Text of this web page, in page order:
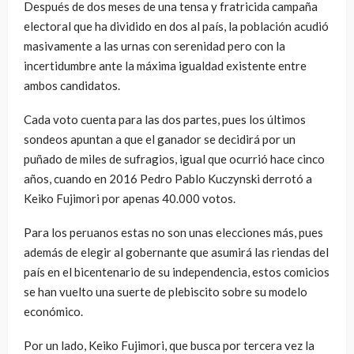
Después de dos meses de una tensa y fratricida campaña
electoral que ha dividido en dos al país, la población acudió
masivamente a las urnas con serenidad pero con la
incertidumbre ante la máxima igualdad existente entre
ambos candidatos.
Cada voto cuenta para las dos partes, pues los últimos
sondeos apuntan a que el ganador se decidirá por un
puñado de miles de sufragios, igual que ocurrió hace cinco
años, cuando en 2016 Pedro Pablo Kuczynski derrotó a
Keiko Fujimori por apenas 40.000 votos.
Para los peruanos estas no son unas elecciones más, pues
además de elegir al gobernante que asumirá las riendas del
país en el bicentenario de su independencia, estos comicios
se han vuelto una suerte de plebiscito sobre su modelo
económico.
Por un lado, Keiko Fujimori, que busca por tercera vez la